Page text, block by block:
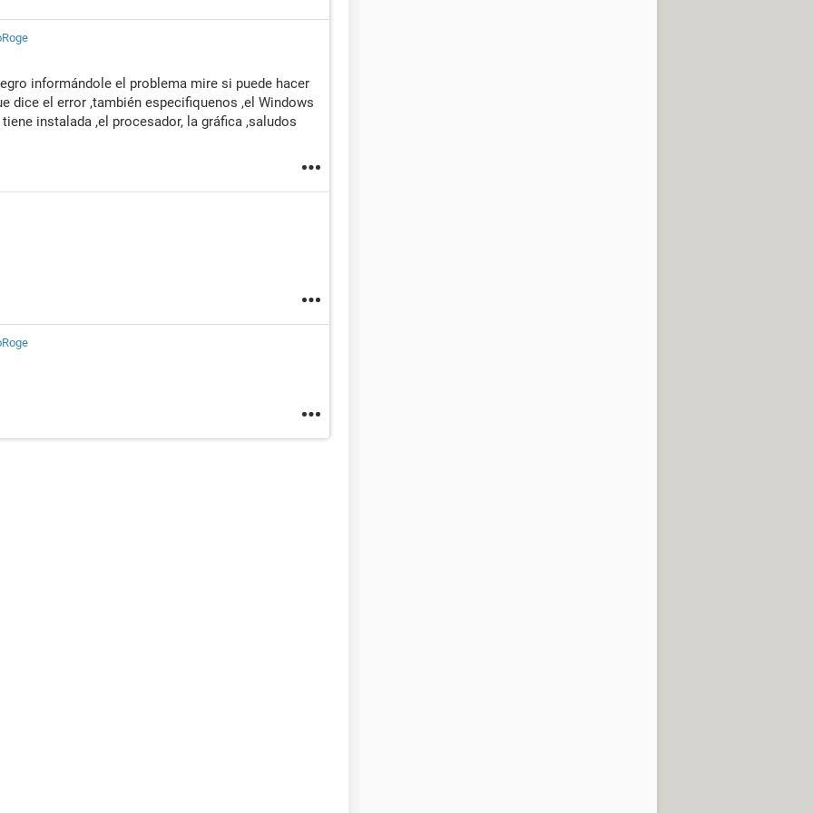
informándole el problema mire si puede hacer
dice el error ,también especifiquenos ,el Windows
instalada ,el procesador, la gráfica ,saludos